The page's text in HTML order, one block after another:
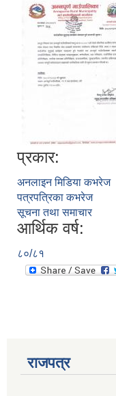
प्रकार:
अनलाइन मिडिया कभरेज
पत्रपत्रिका कभरेज
सूचना तथा समाचार
आर्थिक वर्ष:
८०/८१
राजपत्र